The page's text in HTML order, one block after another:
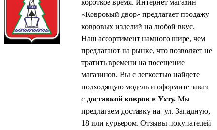
короткое время. Интернет магазин
«Ковровый двор» предлагает продажу
ковровых изделий на любой вкус.
Наш ассортимент намного шире, чем
предлагают на рынке, что позволяет не
тратить времени на посещение
магазинов. Вы с легкостью найдете
подходящую модель и оформите заказ
с доставкой ковров в Ухту. Мы
предлагаем доставку на ул. Западную,
18 или курьером. Отзывы покупателей